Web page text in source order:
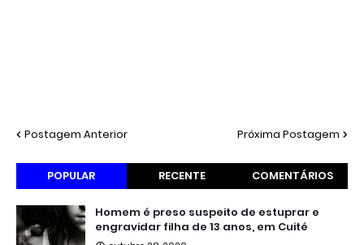
Postagem Anterior Próxima Postagem
POPULAR RECENTE COMENTÁRIOS
Homem é preso suspeito de estuprar e
engravidar filha de 13 anos, em Cuité